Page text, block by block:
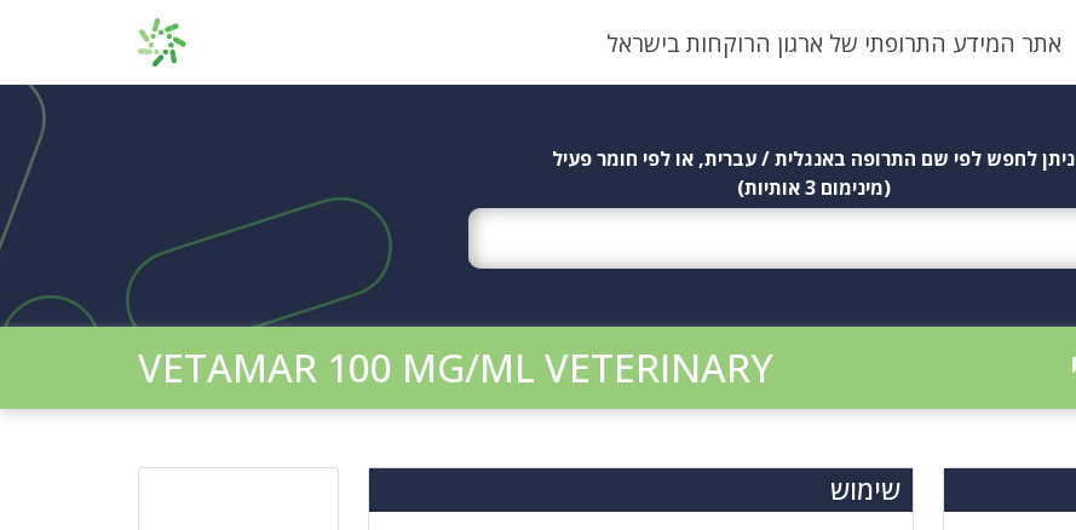
אתר המידע התרופתי של ארגון הרוקחות בישראל
ניתן לחפש לפי שם התרופה באנגלית / עברית, או לפי חומר פעיל
(מינימום 3 אותיות)
VETAMAR 100 MG/ML VETERINARY
שימוש